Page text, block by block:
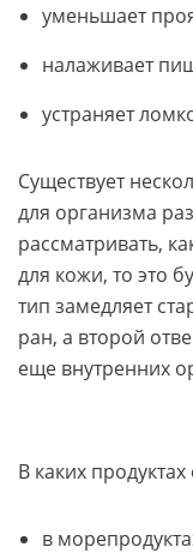
уменьшает
налаживает
устраняет
Существует
для организма
рассматривать,
для кожи, то это
тип замедляет
ран, а второй
еще внутренних
В каких
в